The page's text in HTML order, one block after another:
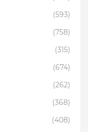
(593)
(758)
(315)
(674)
(262)
(368)
(408)